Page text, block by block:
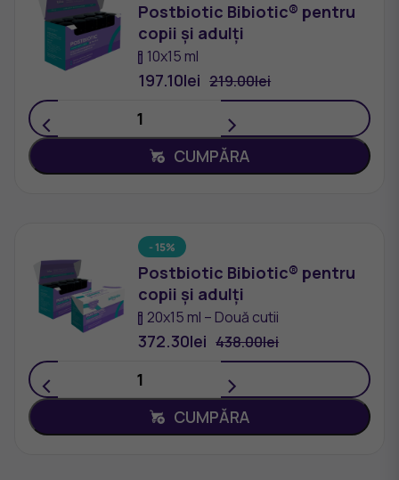
Postbiotic Bibiotic® pentru
copii și adulți
10х15 ml
197.10lei 219.00lei
< >
CUMPĂRA
- 15%
Postbiotic Bibiotic® pentru
copii și adulți
20х15 ml – Două cutii
372.30lei 438.00lei
< >
CUMPĂRA